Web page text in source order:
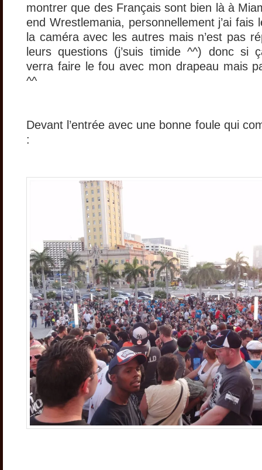
montrer que des Français sont bien là à
end Wrestlemania, personnellement j’ai fais
la caméra avec les autres mais n’est pas
leurs questions (j’suis timide ^^) donc si
verra faire le fou avec mon drapeau mais
^^
Devant l’entrée avec une bonne foule qui
: